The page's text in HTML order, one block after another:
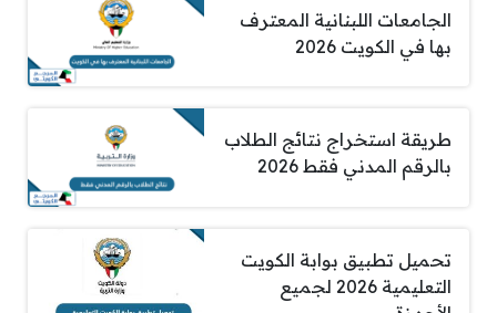
الجامعات اللبنانية المعترف
بها في الكويت 2026
طريقة استخراج نتائج الطلاب
بالرقم المدني فقط 2026
تحميل تطبيق بوابة الكويت
التعليمية 2026 لجميع